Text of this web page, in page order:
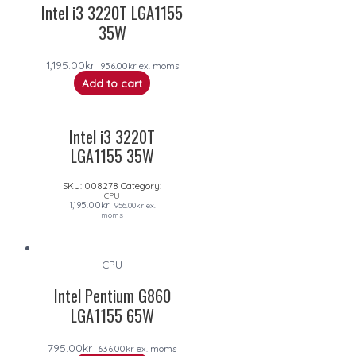
Intel i3 3220T LGA1155
35W
1,195.00kr 956.00krex. moms
Add to cart
Intel i3 3220T
LGA1155 35W
SKU: 008278 Category:
CPU
1,195.00kr 956.00krex.
moms
CPU
Intel Pentium G860
LGA1155 65W
795.00kr 636.00kr ex. moms